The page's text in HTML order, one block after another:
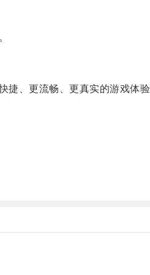
、更流畅、更真实的游戏体验